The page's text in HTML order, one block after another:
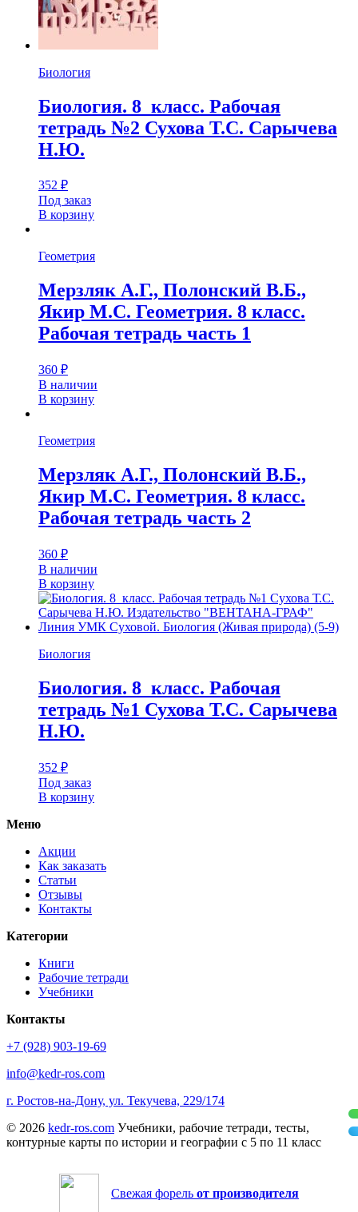
Биология
Биология. 8 класс. Рабочая
тетрадь №2 Сухова Т.С. Сарычева
Н.Ю.
352 ₽
Под заказ
В корзину
Геометрия
Мерзляк А.Г., Полонский В.Б.,
Якир М.С. Геометрия. 8 класс.
Рабочая тетрадь часть 1
360 ₽
В наличии
В корзину
Геометрия
Мерзляк А.Г., Полонский В.Б.,
Якир М.С. Геометрия. 8 класс.
Рабочая тетрадь часть 2
360 ₽
В наличии
В корзину
Биология
Биология. 8 класс. Рабочая
тетрадь №1 Сухова Т.С. Сарычева
Н.Ю.
352 ₽
Под заказ
В корзину
Меню
Акции
Как заказать
Статьи
Отзывы
Контакты
Категории
Книги
Рабочие тетради
Учебники
Контакты
+7 (928) 903-19-69
info@kedr-ros.com
г. Ростов-на-Дону, ул. Текучева, 229/174
© 2026 kedr-ros.com Учебники, рабочие тетради, тесты,
контурные карты по истории и географии с 5 по 11 класс
Свежая форель от производителя